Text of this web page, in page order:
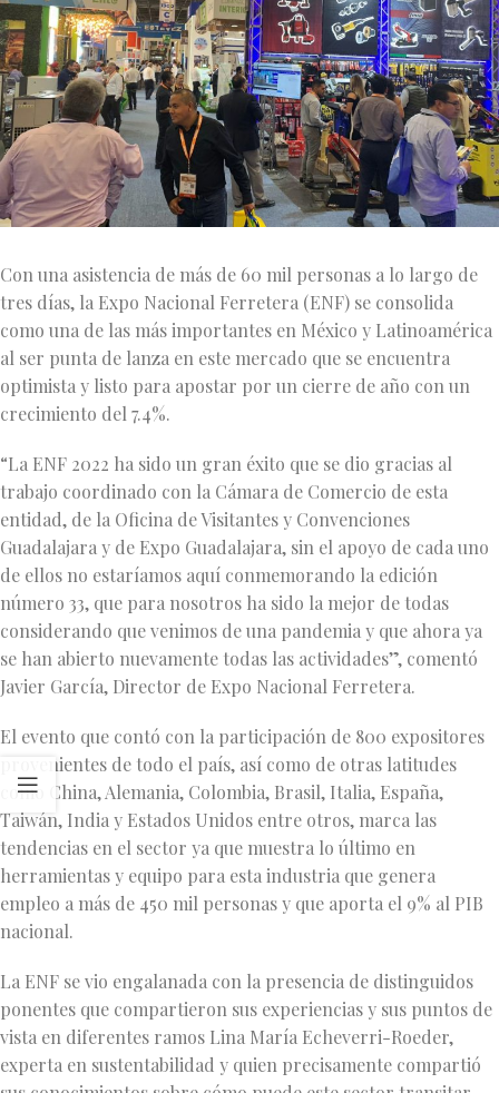
Con una asistencia de más de 60 mil personas a lo largo de
tres días, la Expo Nacional Ferretera (ENF) se consolida
como una de las más importantes en México y Latinoamérica
al ser punta de lanza en este mercado que se encuentra
optimista y listo para apostar por un cierre de año con un
crecimiento del 7.4%.
“La ENF 2022 ha sido un gran éxito que se dio gracias al
trabajo coordinado con la Cámara de Comercio de esta
entidad, de la Oficina de Visitantes y Convenciones
Guadalajara y de Expo Guadalajara, sin el apoyo de cada uno
de ellos no estaríamos aquí conmemorando la edición
número 33, que para nosotros ha sido la mejor de todas
considerando que venimos de una pandemia y que ahora ya
se han abierto nuevamente todas las actividades”, comentó
Javier García, Director de Expo Nacional Ferretera.
El evento que contó con la participación de 800 expositores
provenientes de todo el país, así como de otras latitudes
como China, Alemania, Colombia, Brasil, Italia, España,
Taiwán, India y Estados Unidos entre otros, marca las
tendencias en el sector ya que muestra lo último en
herramientas y equipo para esta industria que genera
empleo a más de 450 mil personas y que aporta el 9% al PIB
nacional.
La ENF se vio engalanada con la presencia de distinguidos
ponentes que compartieron sus experiencias y sus puntos de
vista en diferentes ramos Lina María Echeverri-Roeder,
experta en sustentabilidad y quien precisamente compartió